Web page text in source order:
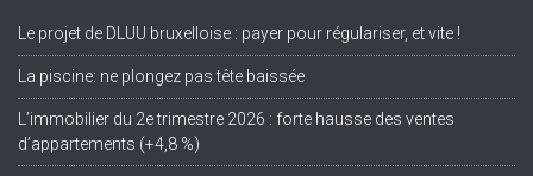
Le projet de DLUU bruxelloise : payer pour régulariser, et vite !
La piscine: ne plongez pas tête baissée
L’immobilier du 2e trimestre 2026 : forte hausse des ventes
d’appartements (+4,8 %)